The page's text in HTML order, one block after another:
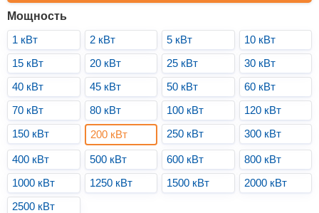
Мощность
1 кВт
2 кВт 5 кВт
10 кВт
15 кВт
20 кВт 25 кВт
30 кВт
40 кВт
45 кВт 50 кВт
60 кВт
70 кВт
80 кВт 100 кВт
120 кВт
150 кВт
200 кВт 250 кВт 300 кВт
400 кВт 500 кВт 600 кВт
800 кВт
1000 кВт
1250 кВт 1500 кВт
2000 кВт
2500 кВт